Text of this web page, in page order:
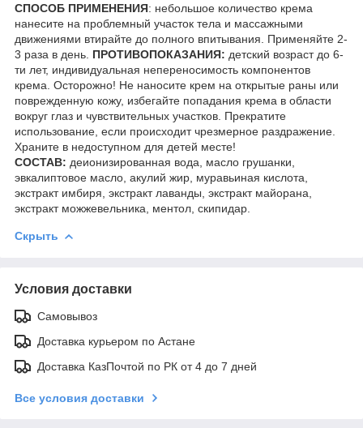
СПОСОБ ПРИМЕНЕНИЯ: небольшое количество крема
нанесите на проблемный участок тела и массажными
движениями втирайте до полного впитывания. Применяйте 2-
3 раза в день. ПРОТИВОПОКАЗАНИЯ: детский возраст до 6-
ти лет, индивидуальная непереносимость компонентов
крема. Осторожно! Не наносите крем на открытые раны или
поврежденную кожу, избегайте попадания крема в области
вокруг глаз и чувствительных участков. Прекратите
использование, если происходит чрезмерное раздражение.
Храните в недоступном для детей месте!
СОСТАВ: деионизированная вода, масло грушанки,
эвкалиптовое масло, акулий жир, муравьиная кислота,
экстракт имбиря, экстракт лаванды, экстракт майорана,
экстракт можжевельника, ментол, скипидар.
Скрыть
Условия доставки
Самовывоз
Доставка курьером по Астане
Доставка КазПочтой по РК от 4 до 7 дней
Все условия доставки